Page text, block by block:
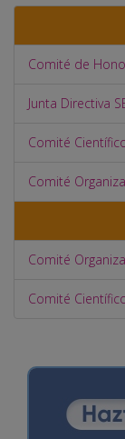
Comité de
Junta Directiva
Comité
Comité
Comité
Comité